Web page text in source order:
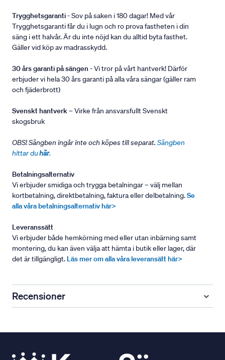
Trygghetsgaranti- Sov på saken i 180 dagar! Med vår
Trygghetsgaranti får du i lugn och ro prova fastheten i din
säng i ett halvår. Är du inte nöjd kan du alltid byta fasthet.
Gäller vid köp av madrasskydd.
30 års garanti på sängen - Vi tror på vårt hantverk! Därför
erbjuder vi hela 30 års garanti på alla våra sängar (gäller ram
och fjäderbrott)
Svenskt hantverk– Virke från ansvarsfullt Svenskt
skogsbruk
OBS! Sängben ingår inte och köpes till separat. Sängben
hittar duhär.
Betalningsalternativ
Vi erbjuder smidiga och trygga betalningar – välj mellan
kortbetalning, direktbetalning, faktura eller delbetalning.Se
alla våra betalningsalternativ här>
Leveranssätt
Vi erbjuder både hemkörning med eller utan inbärning samt
montering, du kan även välja att hämta i butik eller lager, där
det är tillgängligt. Läs mer om alla våra leveransätt här>
Recensioner